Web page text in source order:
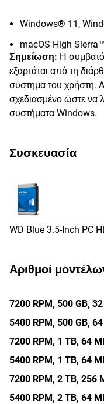
Windows® 11,
macOS High
Σημείωση: Η
εξαρτάται από τη
σύστημα του
σχεδιασμένο ώστε να
συστήματα Windows.
Συσκευασία
WD Blue 3.5-Inch PC
Αριθμοί
7200 RPM, 500 GB,
5400 RPM, 500 GB,
7200 RPM, 1 TB, 64
5400 RPM, 1 TB, 64
7200 RPM, 2 TB, 256
5400 RPM, 2 TB, 64